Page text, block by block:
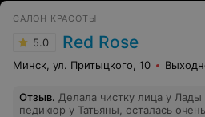
САЛОН КРАСОТЫ
5.0 Red Rose
Минск, ул. Притыцкого, 10
Отзыв. Делала чистку лица у Лады
педикюр у Татьяны, осталась